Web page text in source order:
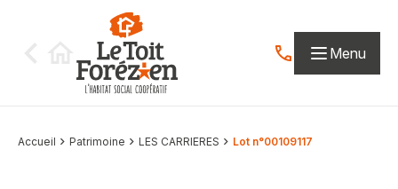
Contactez-nous
Menu
Accueil Patrimoine LES CARRIERES Lot n°00109117